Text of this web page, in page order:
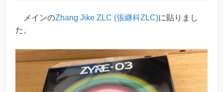
メインのZhang Jike ZLC (張継科ZLC)に貼りまし
た。